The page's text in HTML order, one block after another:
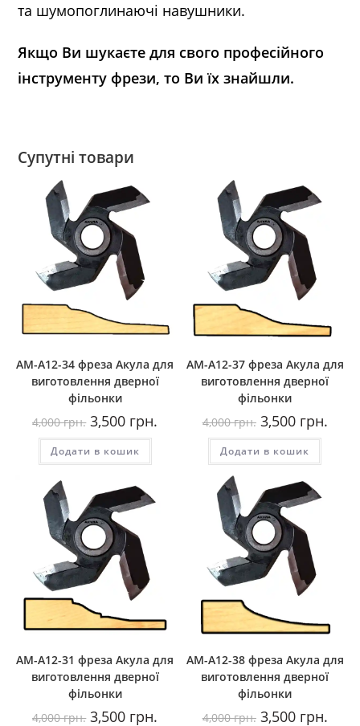
та шумопоглинаючі навушники.
Якщо Ви шукаєте для свого професійного
інструменту фрези, то Ви їх знайшли.
Супутні товари
AM-A12-34 фреза Акула для
виготовлення дверної
фільонки
4,000грн. Оригінальна
ціна:
4,000
грн..
3,500 грн. Поточна
Додати в кошик
AM-A12-37 фреза Акула для
виготовлення дверної
фільонки
4,000грн. Оригінальна
ціна:
4,000
грн..
3,500грн.ціна:
Додати в кошик
AM-A12-31 фреза Акула для
виготовлення дверної
фільонки
4,000грн. Оригінальна
3,500 грн. Поточна
AM-A12-38 фреза Акула для
виготовлення дверної
фільонки
4,000грн. Оригінальна
3,500грн.